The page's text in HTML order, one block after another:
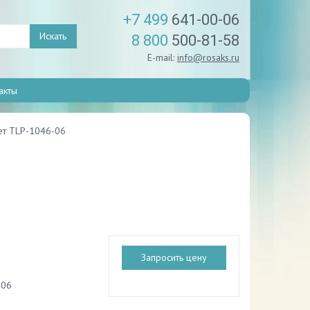
Искать
+7 499 641-00-06
8 800 500-81-58
E-mail: info@rosaks.ru
TLP-1046-06
Запросить цену